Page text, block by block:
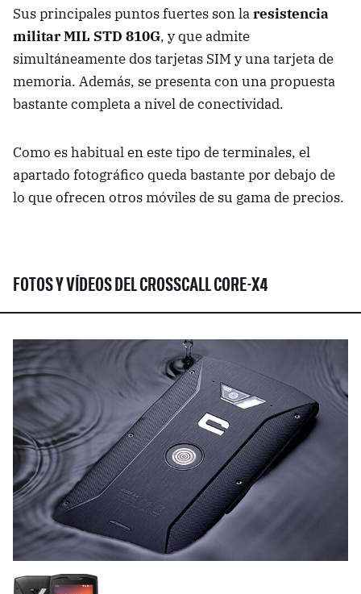
Sus principales puntos fuertes son laresistencia
militar MIL STD 810G, y que admite
simultáneamente dos tarjetas SIM y una tarjeta de
memoria. Además, se presenta con una propuesta
bastante completa a nivel de conectividad.
Como es habitual en este tipo de terminales, el
apartado fotográfico queda bastante por debajo de
lo que ofrecen otros móviles de su gama de precios.
FOTOS Y VÍDEOS DEL CROSSCALL CORE-X4